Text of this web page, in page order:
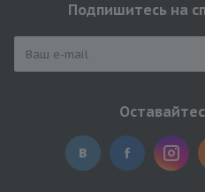
Подпишитесь на